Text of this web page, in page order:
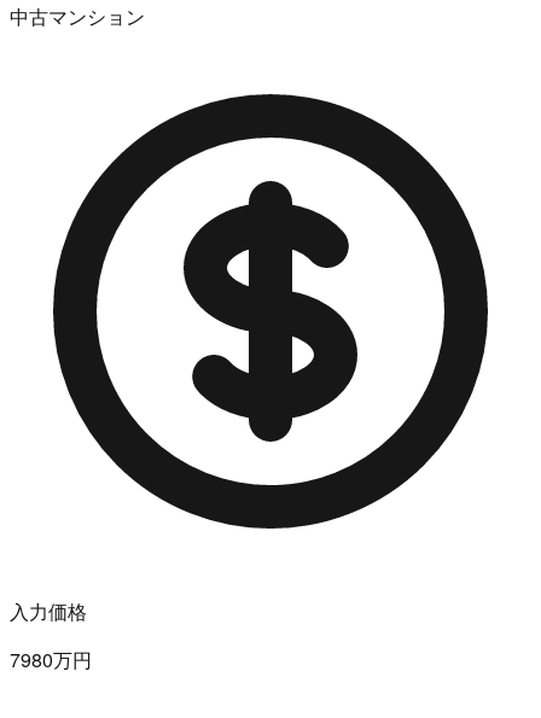
中古マンション
入力価格
7980万円